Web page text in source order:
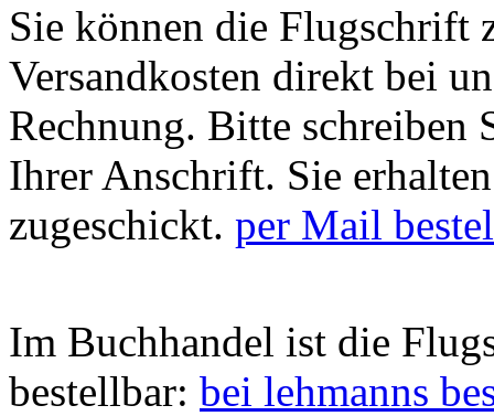
Sie können die Flugschrift
Versandkosten direkt bei
Rechnung. Bitte schreiben
Ihrer Anschrift. Sie
zugeschickt. per Mail
Im Buchhandel ist die
bestellbar: bei lehmanns